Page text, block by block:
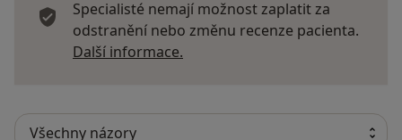
Specialisté nemají možnost zaplatit za
odstranění nebo změnu recenze pacienta.
Další informace.